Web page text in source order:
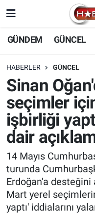
GÜNDEM GÜNCEL
HABERLER GÜNCEL
Sinan
seçimler
işbirliği
dair
14 Mayıs
turunda
Erdoğan'a desteğini
Mart yerel
yaptı' iddialarını
Nöbetçi Eczaneler
Hava Durumu
Trafik Durumu
Süper Lig Puan
Tüm Manşetler
Son Dakika
Haber Arşivi